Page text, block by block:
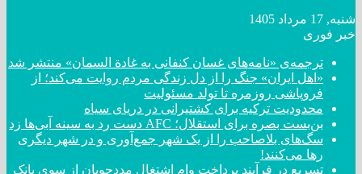
شنبه, 17 مرداد 1405
خبر فوری
ترجمه‌ی «نامه‌های غسان کنفانی به غادة السمان» منتشر شد
«اهل ایران» جنگ را از دل زندگی مردم روایت می‌کند؛ از
فروپاشی روزمره تا تولد مسئولیت
محدودیت ترکیه برای کشتیرانی در دریای سیاه
بن‌بست بصره برای استقلال؛ AFC دست رد به سینه آبی‌ها زد
سگ‌های بلاصاحب را از یک شهر جمع‌آوری و در شهر دیگری
رها می‌کنند!
تسریع در فرآیند پرداخت وام اشتغال مددجویان از سوی بانک